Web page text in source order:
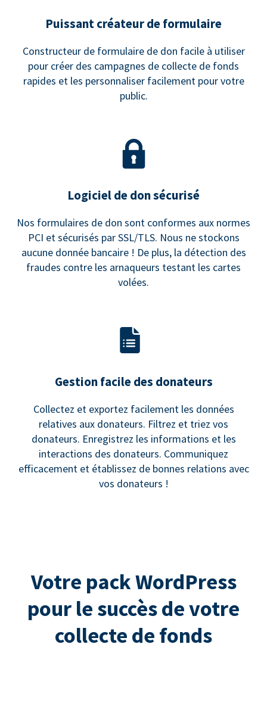
Puissant créateur de formulaire
Constructeur de formulaire de don facile à utiliser
pour créer des campagnes de collecte de fonds
rapides et les personnaliser facilement pour votre
public.
Logiciel de don sécurisé
Nos formulaires de don sont conformes aux normes
PCI et sécurisés par SSL/TLS. Nous ne stockons
aucune donnée bancaire ! De plus, la détection des
fraudes contre les arnaqueurs testant les cartes
volées.
Gestion facile des donateurs
Collectez et exportez facilement les données
relatives aux donateurs. Filtrez et triez vos
donateurs. Enregistrez les informations et les
interactions des donateurs. Communiquez
efficacement et établissez de bonnes relations avec
vos donateurs !
Votre pack WordPress
pour le succès de votre
collecte de fonds